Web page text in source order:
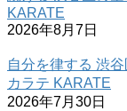
KARATE
2026年8月7日
自分を律する 渋
カラテ KARATE
2026年7月30日